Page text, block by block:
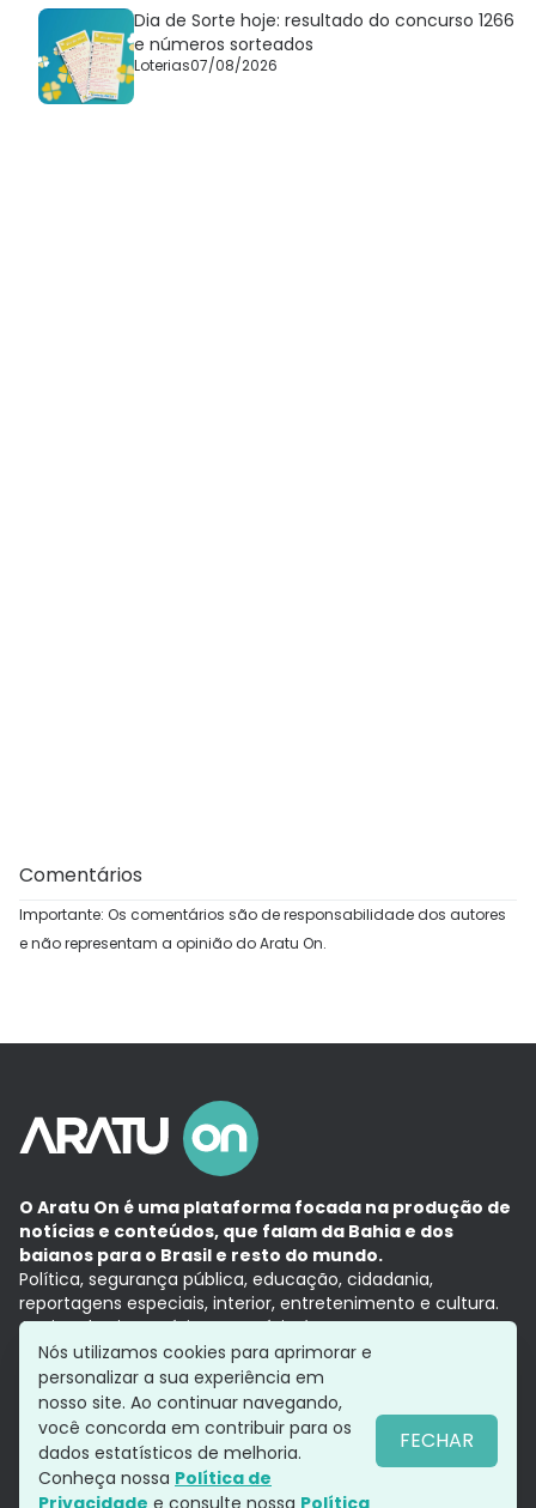
Dia de Sorte hoje: resultado do concurso 1266
e números sorteados
Loterias07/08/2026
Comentários
Importante: Os comentários são de responsabilidade dos autores
e não representam a opinião do Aratu On.
O Aratu On é uma plataforma focada na produção de
notícias e conteúdos, que falam da Bahia e dos
baianos para o Brasil e resto do mundo.
Política, segurança pública, educação, cidadania,
reportagens especiais, interior, entretenimento e cultura.
Aqui, tudo vira notícia e a notícia é no tempo presente,
com a credibilidade do Grupo Aratu.
Grupo Aratu
Política de privacidade
Siga-nos
Nós utilizamos cookies para aprimorar e
personalizar a sua experiência em
nosso site. Ao continuar navegando,
você concorda em contribuir para os
dados estatísticos de melhoria.
Conheça nossa Política de
Privacidade e consulte nossa Política
FECHAR